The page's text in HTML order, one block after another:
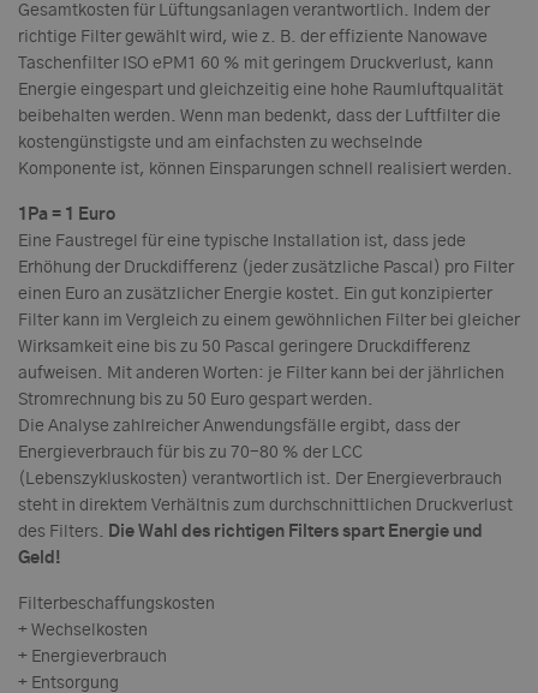
Gesamtkosten für Lüftungsanlagen verantwortlich. Indem der
richtige Filter gewählt wird, wie z. B. der effiziente Nanowave
Taschenfilter ISO ePM1 60 % mit geringem Druckverlust, kann
Energie eingespart und gleichzeitig eine hohe Raumluftqualität
beibehalten werden. Wenn man bedenkt, dass der Luftfilter die
kostengünstigste und am einfachsten zu wechselnde
Komponente ist, können Einsparungen schnell realisiert werden.
1Pa = 1 Euro
Eine Faustregel für eine typische Installation ist, dass jede
Erhöhung der Druckdifferenz (jeder zusätzliche Pascal) pro Filter
einen Euro an zusätzlicher Energie kostet. Ein gut konzipierter
Filter kann im Vergleich zu einem gewöhnlichen Filter bei gleicher
Wirksamkeit eine bis zu 50 Pascal geringere Druckdifferenz
aufweisen. Mit anderen Worten: je Filter kann bei der jährlichen
Stromrechnung bis zu 50 Euro gespart werden.
Die Analyse zahlreicher Anwendungsfälle ergibt, dass der
Energieverbrauch für bis zu 70-80 % der LCC
(Lebenszykluskosten) verantwortlich ist. Der Energieverbrauch
steht in direktem Verhältnis zum durchschnittlichen Druckverlust
des Filters. Die Wahl des richtigen Filters spart Energie und
Geld!
Filterbeschaffungskosten
+ Wechselkosten
+ Energieverbrauch
+ Entsorgung